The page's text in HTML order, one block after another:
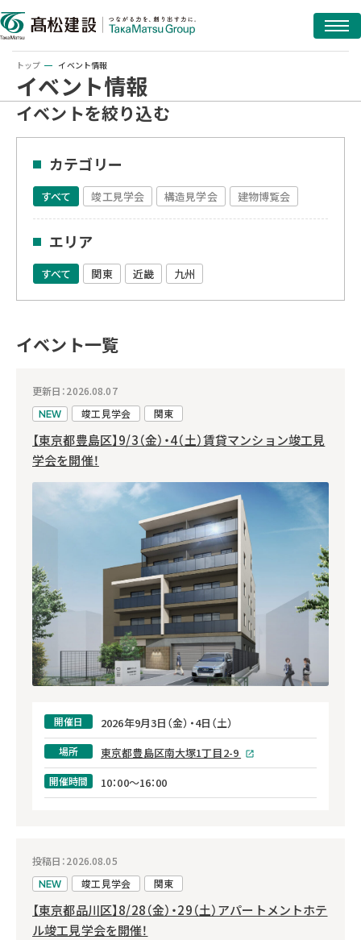
トップ イベント情報
イベント情報
イベントを絞り込む
カテゴリー
すべて 竣工見学会 構造見学会 建物博覧会
エリア
すべて 関東 近畿 九州
イベント一覧
更新日：2026.08.07
NEW 竣工見学会 関東
【東京都豊島区】9/3（金）・4（土）賃貸マンション竣工見
学会を開催！
開催日 2026年9月3日（金）・4日（土）
場所 東京都豊島区南大塚1丁目2-9
開催時間 10：00～16：00
投稿日：2026.08.05
NEW 竣工見学会 関東
【東京都品川区】8/28（金）・29（土）アパートメントホテ
ル竣工見学会を開催！